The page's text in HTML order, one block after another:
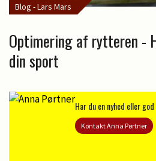
Blog - Lars Mars
Optimering af rytteren -
din sport
Har du en nyhed eller
Kontakt Anna Pørtner